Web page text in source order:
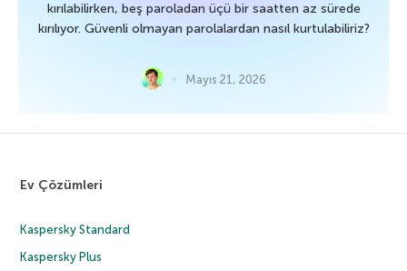
kırılabilirken, beş paroladan üçü bir saatten az sürede
kırılıyor. Güvenli olmayan parolalardan nasıl kurtulabiliriz?
Mayıs 21, 2026
Ev Çözümleri
Kaspersky Standard
Kaspersky Plus